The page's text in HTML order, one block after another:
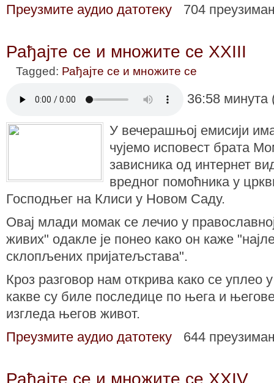
Преузмите аудио датотеку
704
Рађајте се и множите се XXIII
Tagged: Рађајте се и множите се
36:58
У вечерашњој емисији
чујемо исповест брата
зависника од интернет
вредног помоћника у
Господњег на Клиси у Новом Саду.
Овај млади момак се лечио у
живих" одакле је понео како он каже
склопљених пријатељстава".
Кроз разговор нам открива како се уплео
какве су биле последице по њега и
изгледа његов живот.
Преузмите аудио датотеку
644
Рађајте се и множите се XXIV